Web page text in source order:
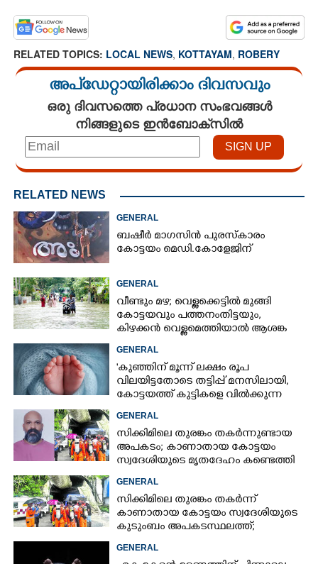
RELATED TOPICS: LOCAL NEWS, KOTTAYAM, ROBERY
അപ്ഡേറ്റായിരിക്കാം ദിവസവും
ഒരു ദിവസത്തെ പ്രധാന സംഭവങ്ങൾ
നിങ്ങളുടെ ഇൻബോക്സിൽ
RELATED NEWS
GENERAL
ബഷീർ മാഗസിൻ പുരസ്കാരം
കോട്ടയം മെഡി.കോളേജിന്
GENERAL
വീണ്ടും മഴ; വെള്ളക്കെട്ടിൽ മുങ്ങി
കോട്ടയവും പത്തനംതിട്ടയും,
കിഴക്കൻ വെള്ളമെത്തിയാൽ ആശങ്ക
GENERAL
'കുഞ്ഞിന് മൂന്ന് ലക്ഷം രൂപ
വിലയിട്ടതോടെ തട്ടിപ്പ് മനസിലായി,
കോട്ടയത്ത് കുട്ടികളെ വിൽക്കുന്ന
വെളിപ്പെടുത്തലുമായി ഗർഭിണി
GENERAL
സിക്കിമിലെ തുരങ്കം തകർന്നുണ്ടായ
അപകടം; കാണാതായ കോട്ടയം
സ്വദേശിയുടെ മൃതദേഹം കണ്ടെത്തി
GENERAL
സിക്കിമിലെ തുരങ്കം തകർന്ന്
കാണാതായ കോട്ടയം സ്വദേശിയുടെ
കുടുംബം അപകടസ്ഥലത്ത്;
വിവരം
GENERAL